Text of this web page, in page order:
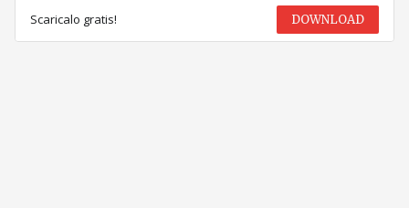
Scaricalo gratis! DOWNLOAD